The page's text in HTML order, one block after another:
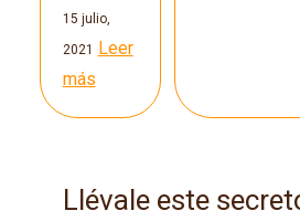
15 julio,
2021
Leer
más
Llévale este